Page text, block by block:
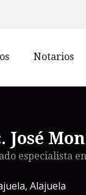
Notarios
José
especialista en
, Alajuela